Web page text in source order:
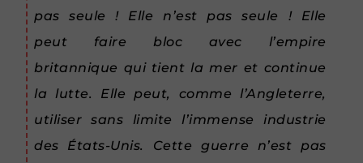
pas seule ! Elle n’est pas seule ! Elle
peut faire bloc avec l’empire
britannique qui tient la mer et continue
la lutte. Elle peut, comme l’Angleterre,
utiliser sans limite l’immense industrie
des États-Unis. Cette guerre n’est pas